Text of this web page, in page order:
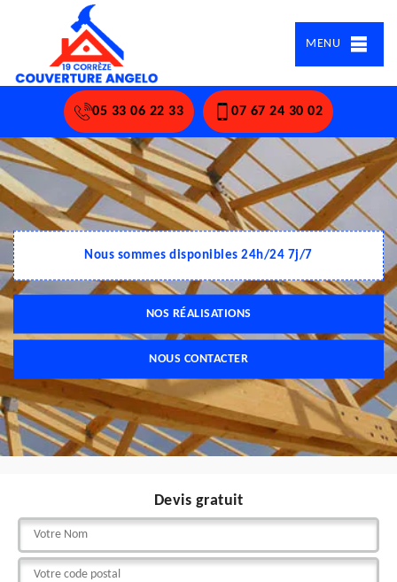
MENU
05 33 06 22 33 07 67 24 30 02
Nous sommes disponibles 24h/24 7j/7
NOS RÉALISATIONS
NOUS CONTACTER
Devis gratuit